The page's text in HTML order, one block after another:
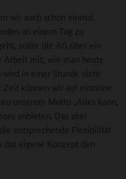
wir auch schon einmal
an einem Tag zu
sollte die AG über ein
Arbeit mit, wie man heute
wird in einer Stunde nicht
Zeit können wir auf einzelne
unserem Motto „Alles kann,
anbieten. Das aber
entsprechende Flexibilität
eigene Konzept den